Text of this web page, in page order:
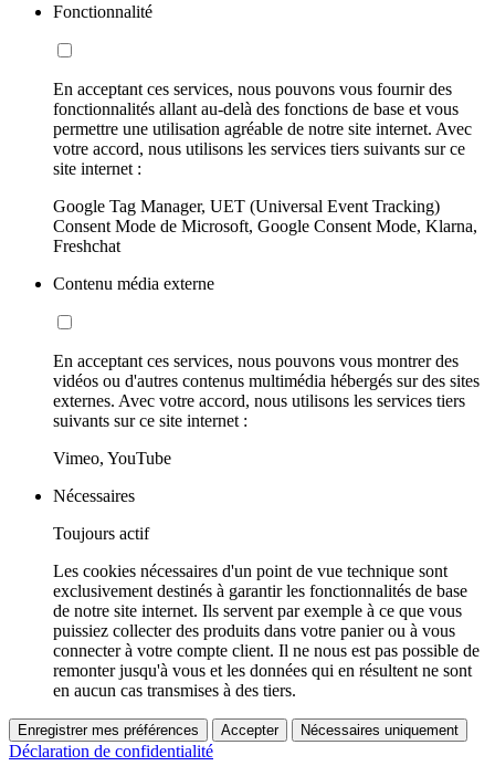
Fonctionnalité
En acceptant ces services, nous pouvons vous fournir des
fonctionnalités allant au-delà des fonctions de base et vous
permettre une utilisation agréable de notre site internet. Avec
votre accord, nous utilisons les services tiers suivants sur ce
site internet :
Google Tag Manager, UET (Universal Event Tracking)
Consent Mode de Microsoft, Google Consent Mode, Klarna,
Freshchat
Contenu média externe
En acceptant ces services, nous pouvons vous montrer des
vidéos ou d'autres contenus multimédia hébergés sur des sites
externes. Avec votre accord, nous utilisons les services tiers
suivants sur ce site internet :
Vimeo, YouTube
Nécessaires
Toujours actif
Les cookies nécessaires d'un point de vue technique sont
exclusivement destinés à garantir les fonctionnalités de base
de notre site internet. Ils servent par exemple à ce que vous
puissiez collecter des produits dans votre panier ou à vous
connecter à votre compte client. Il ne nous est pas possible de
remonter jusqu'à vous et les données qui en résultent ne sont
en aucun cas transmises à des tiers.
Enregistrer mes préférences Accepter Nécessaires uniquement
Déclaration de confidentialité